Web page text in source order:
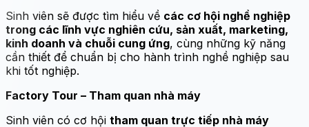
Sinh viên sẽ được tìm hiểu về các cơ hội nghề nghiệp
trong các lĩnh vực nghiên cứu, sản xuất, marketing,
kinh doanh và chuỗi cung ứng, cùng những kỹ năng
cần thiết để chuẩn bị cho hành trình nghề nghiệp sau
khi tốt nghiệp.
Factory Tour – Tham quan nhà máy
Sinh viên có cơ hội tham quan trực tiếp nhà máy